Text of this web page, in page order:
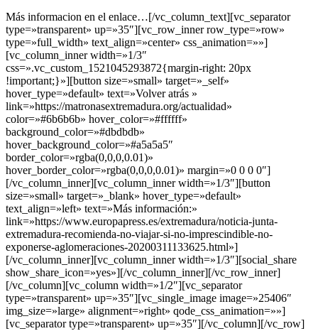
Más informacion en el enlace…[/vc_column_text][vc_separator
type=»transparent» up=»35″][vc_row_inner row_type=»row»
type=»full_width» text_align=»center» css_animation=»»]
[vc_column_inner width=»1/3″
css=».vc_custom_1521045293872{margin-right: 20px
!important;}»][button size=»small» target=»_self»
hover_type=»default» text=»Volver atrás »
link=»https://matronasextremadura.org/actualidad»
color=»#6b6b6b» hover_color=»#ffffff»
background_color=»#dbdbdb»
hover_background_color=»#a5a5a5″
border_color=»rgba(0,0,0,0.01)»
hover_border_color=»rgba(0,0,0,0.01)» margin=»0 0 0 0″]
[/vc_column_inner][vc_column_inner width=»1/3″][button
size=»small» target=»_blank» hover_type=»default»
text_align=»left» text=»Más información:»
link=»https://www.europapress.es/extremadura/noticia-junta-
extremadura-recomienda-no-viajar-si-no-imprescindible-no-
exponerse-aglomeraciones-20200311133625.html»]
[/vc_column_inner][vc_column_inner width=»1/3″][social_share
show_share_icon=»yes»][/vc_column_inner][/vc_row_inner]
[/vc_column][vc_column width=»1/2″][vc_separator
type=»transparent» up=»35″][vc_single_image image=»25406″
img_size=»large» alignment=»right» qode_css_animation=»»]
[vc_separator type=»transparent» up=»35″][/vc_column][/vc_row]